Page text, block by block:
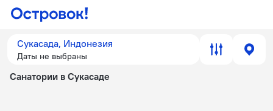
Сукасада, Индонезия
Даты не выбраны
Санатории в Сукасаде